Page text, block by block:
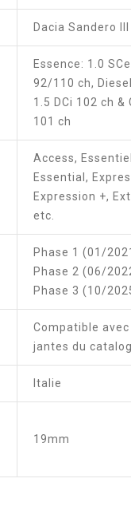
Dacia Sandero
Essence: 1.0
92/110 ch,
1.5 DCi 102 ch &
101 ch
Access,
Essential,
Expression +,
etc.
Phase 1 (01/
Phase 2 (06/
Phase 3 (10/
Compatible
jantes du
Italie
19mm